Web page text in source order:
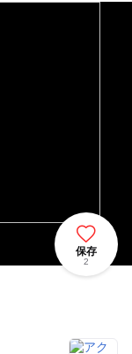
保存
2